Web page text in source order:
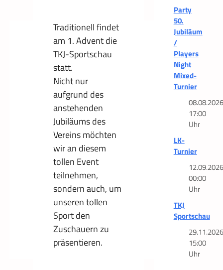
Traditionell findet
am 1. Advent die
TKJ-Sportschau
statt.
Nicht nur
aufgrund des
anstehenden
Jubiläums des
Vereins möchten
wir an diesem
tollen Event
teilnehmen,
sondern auch, um
unseren tollen
Sport den
Zuschauern zu
präsentieren.
Party
50.
Jubiläum
/
Players
Night
Mixed-
Turnier
08.08.2026
17:00
Uhr
LK-
Turnier
12.09.2026
00:00
Uhr
TKJ
Sportschau
29.11.2026
15:00
Uhr